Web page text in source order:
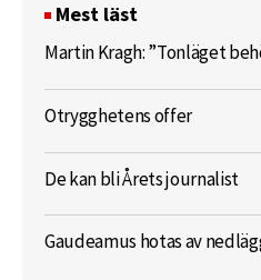
Mest läst
Martin Kragh: ”Tonläget
Otrygghetens offer
De kan bli Årets journalist
Gaudeamus hotas av